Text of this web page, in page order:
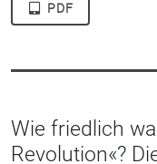
PDF
Wie friedlich
Revolution«?